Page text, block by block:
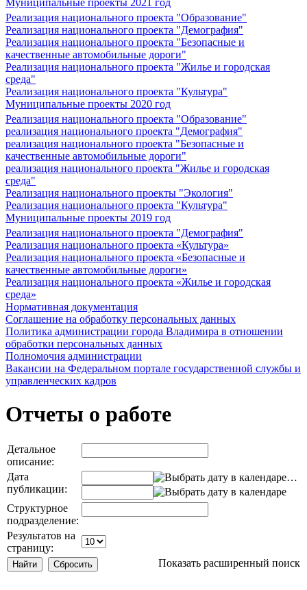
Муниципальные проекты 2021 год
Реализация национального проекта "Образование"
Реализация национального проекта "Демография"
Реализация национального проекта "Безопасные и
качественные автомобильные дороги"
Реализация национального проекта "Жилье и городская
среда"
Реализация национального проекта "Культура"
Муниципальные проекты 2020 год
Реализация национального проекта "Образование"
реализация национального проекта "Демография"
реализация национального проекта "Безопасные и
качественные автомобильные дороги"
реализация национального проекта "Жилье и городская
среда"
Реализация национального проекты "Экология"
Реализация национального проекта "Культура"
Муниципальные проекты 2019 год
Реализация национального проекта "Демография"
Реализация национального проекта «Культура»
Реализация национального проекта «Безопасные и
качественные автомобильные дороги»
Реализация национального проекта «Жилье и городская
среда»
Нормативная документация
Соглашение на обработку персональных данных
Политика администрации города Владимира в отношении
обработки персональных данных
Полномочия администрации
Вакансии на Федеральном портале государственной службы и
управленческих кадров
Отчеты о работе
Детальное
описание:
Дата
публикации:
…
Структурное
подразделение:
Результатов на
страницу:
Показать расширенный поиск